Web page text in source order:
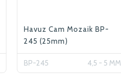
Havuz Cam Mozaik BP-
245 (25mm)
BP-245 4,5 - 5 MM